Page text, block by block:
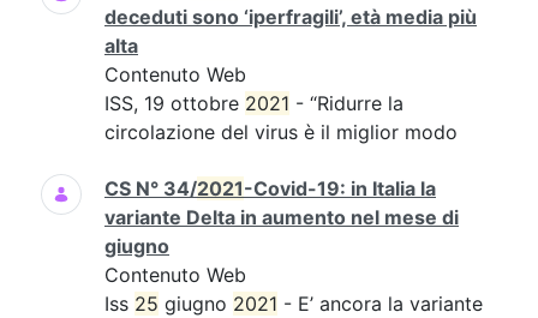
deceduti sono ‘iperfragili’, età media più
alta
Contenuto Web
ISS, 19 ottobre 2021 - “Ridurre la
circolazione del virus è il miglior modo
CS N° 34/2021-Covid-19: in Italia la
variante Delta in aumento nel mese di
giugno
Contenuto Web
Iss 25 giugno 2021 - E’ ancora la variante